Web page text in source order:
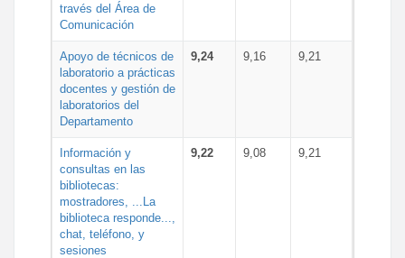
través del Área de
Comunicación
Apoyo de técnicos de
laboratorio a prácticas
docentes y gestión de
laboratorios del
Departamento
9,24 9,16 9,21
Información y
consultas en las
bibliotecas:
mostradores, ...La
biblioteca responde...,
chat, teléfono, y
sesiones
9,22 9,08 9,21